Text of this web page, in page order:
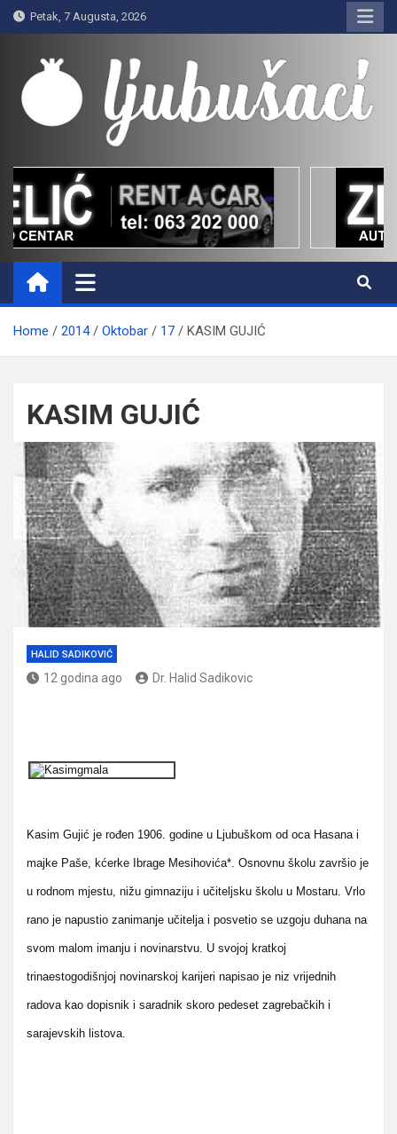
Skip
to
content
Petak, 7 Augusta, 2026
Ljubušaci
Svom voljenom gradu
Home 2014 Oktobar 17 KASIM GUJIĆ
KASIM GUJIĆ
HALID SADIKOVIĆ
12 godina ago Dr. Halid Sadikovic
Kasim Gujić je rođen 1906. godine u Ljubuškom od oca Hasana i
majke Paše, kćerke Ibrage Mesihovića*. Osnovnu školu završio je
u rodnom mjestu, nižu gimnaziju i učiteljsku školu u Mostaru. Vrlo
rano je napustio zanimanje učitelja i posvetio se uzgoju duhana na
svom malom imanju i novinarstvu. U svojoj kratkoj
trinaestogodišnjoj novinarskoj karijeri napisao je niz vrijednih
radova kao dopisnik i saradnik skoro pedeset zagrebačkih i
sarajevskih listova.